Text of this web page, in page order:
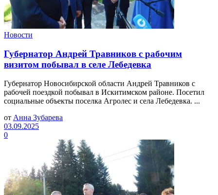
Новости
Губернатор Андрей Травников с рабочим
визитом побывал в селе Лебедевка
Губернатор Новосибирской области Андрей Травников с
рабочей поездкой побывал в Искитимском районе. Посетил
социальные объекты поселка Агролес и села Лебедевка. ...
от Анна Зубарева
03.09.2025
0